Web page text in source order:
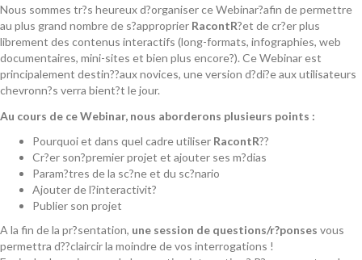
Nous sommes tr?s heureux d?organiser ce Webinar?afin de permettre
au plus grand nombre de s?approprier RacontR?et de cr?er plus
librement des contenus interactifs (long-formats, infographies, web
documentaires, mini-sites et bien plus encore?). Ce Webinar est
principalement destin??aux novices, une version d?di?e aux utilisateurs
chevronn?s verra bient?t le jour.
Au cours de ce Webinar, nous aborderons plusieurs points :
Pourquoi et dans quel cadre utiliser RacontR??
Cr?er son?premier projet et ajouter ses m?dias
Param?tres de la sc?ne et du sc?nario
Ajouter de l?interactivit?
Publier son projet
A la fin de la pr?sentation, une session de questions/r?ponses vous
permettra d??claircir la moindre de vos interrogations !